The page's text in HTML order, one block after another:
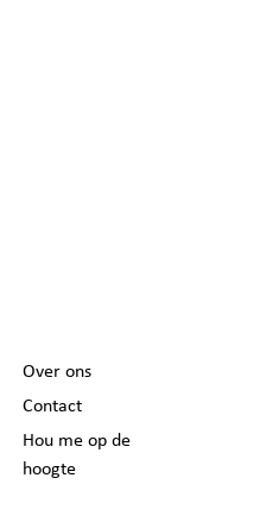
Over ons
Contact
Hou me op de
hoogte